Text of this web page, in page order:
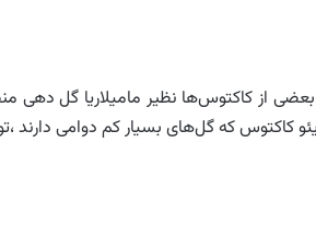
از کاکتوس‌ها نظیر مامیلاریا گل دهی
کاکتوس که گل‌های بسیار کم دوامی دارند